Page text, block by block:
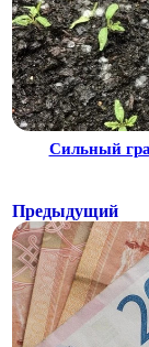
Сильный
Предыдущий